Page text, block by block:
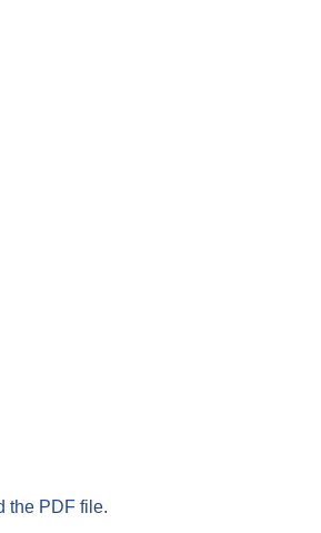
the PDF file.